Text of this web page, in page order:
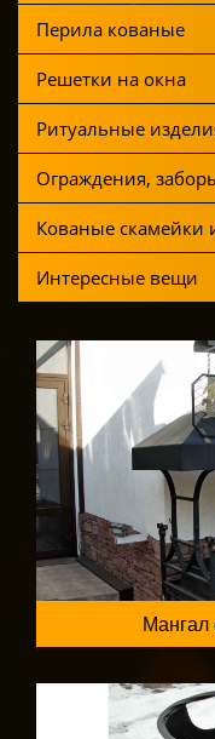
Перила кованые
Решетки на окна
Ритуальные
Ограждения,
Кованые скамейки
Интересные вещи
Мангал